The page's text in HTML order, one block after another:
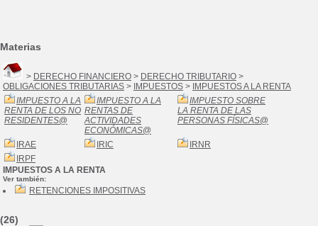
Materias
> DERECHO FINANCIERO > DERECHO TRIBUTARIO >
OBLIGACIONES TRIBUTARIAS > IMPUESTOS > IMPUESTOS A LA RENTA
IMPUESTO A LA
RENTA DE LOS NO
RESIDENTES@
IMPUESTO A LA
RENTAS DE
ACTIVIDADES
ECONÓMICAS@
IMPUESTO SOBRE
LA RENTA DE LAS
PERSONAS FÍSICAS@
IRAE IRIC
IRNR
IRPF
IMPUESTOS A LA RENTA
Ver también:
RETENCIONES IMPOSITIVAS
(26)